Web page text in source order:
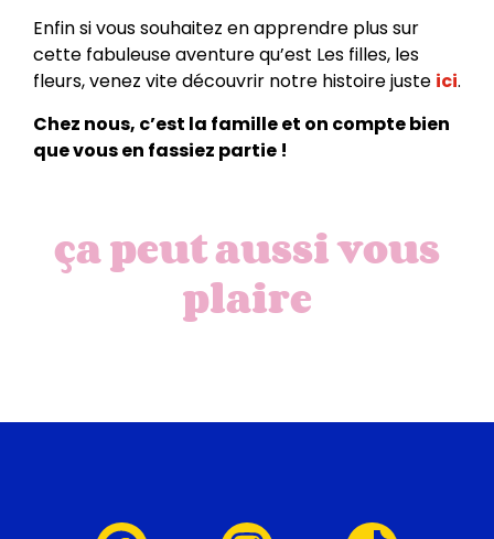
Enfin si vous souhaitez en apprendre plus sur
cette fabuleuse aventure qu’est Les filles, les
fleurs, venez vite découvrir notre histoire juste ici.
Chez nous, c’est la famille et on compte bien
que vous en fassiez partie !
ça peut aussi vous
plaire